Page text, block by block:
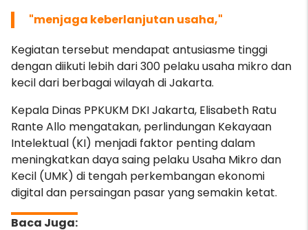
"menjaga keberlanjutan usaha,"
Kegiatan tersebut mendapat antusiasme tinggi
dengan diikuti lebih dari 300 pelaku usaha mikro dan
kecil dari berbagai wilayah di Jakarta.
Kepala Dinas PPKUKM DKI Jakarta, Elisabeth Ratu
Rante Allo mengatakan, perlindungan Kekayaan
Intelektual (KI) menjadi faktor penting dalam
meningkatkan daya saing pelaku Usaha Mikro dan
Kecil (UMK) di tengah perkembangan ekonomi
digital dan persaingan pasar yang semakin ketat.